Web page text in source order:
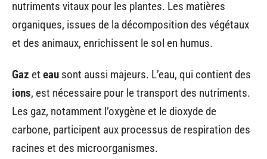
nutriments vitaux pour les plantes. Les matières
organiques, issues de la décomposition des végétaux
et des animaux, enrichissent le sol en humus.
Gaz et eau sont aussi majeurs. L’eau, qui contient des
ions, est nécessaire pour le transport des nutriments.
Les gaz, notamment l’oxygène et le dioxyde de
carbone, participent aux processus de respiration des
racines et des microorganismes.